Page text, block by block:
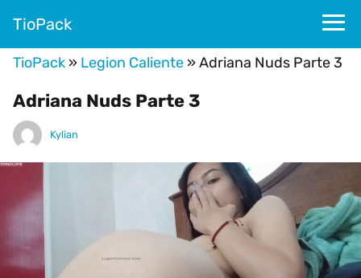
TioPack
TioPack » Legion Caliente »Adriana Nuds Parte 3
Adriana Nuds Parte 3
Kylian